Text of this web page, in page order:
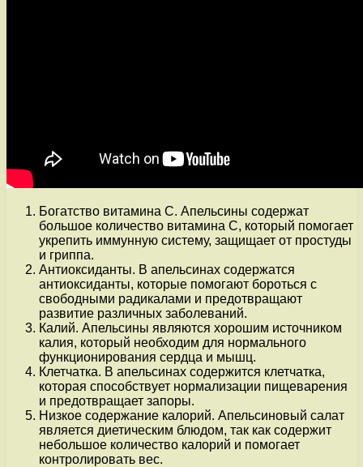
Богатство витамина C. Апельсины содержат
большое количество витамина C, который помогает
укрепить иммунную систему, защищает от простуды
и гриппа.
Антиоксиданты. В апельсинах содержатся
антиоксиданты, которые помогают бороться с
свободными радикалами и предотвращают
развитие различных заболеваний.
Калий. Апельсины являются хорошим источником
калия, который необходим для нормального
функционирования сердца и мышц.
Клетчатка. В апельсинах содержится клетчатка,
которая способствует нормализации пищеварения
и предотвращает запоры.
Низкое содержание калорий. Апельсиновый салат
является диетическим блюдом, так как содержит
небольшое количество калорий и помогает
контролировать вес.